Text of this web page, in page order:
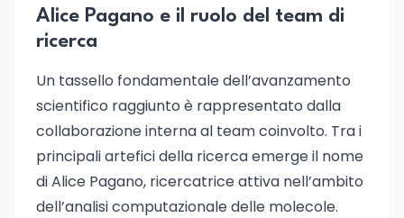
Alice Pagano e il ruolo del team di
ricerca
Un tassello fondamentale dell’avanzamento
scientifico raggiunto è rappresentato dalla
collaborazione interna al team coinvolto. Tra i
principali artefici della ricerca emerge il nome
di Alice Pagano, ricercatrice attiva nell’ambito
dell’analisi computazionale delle molecole.